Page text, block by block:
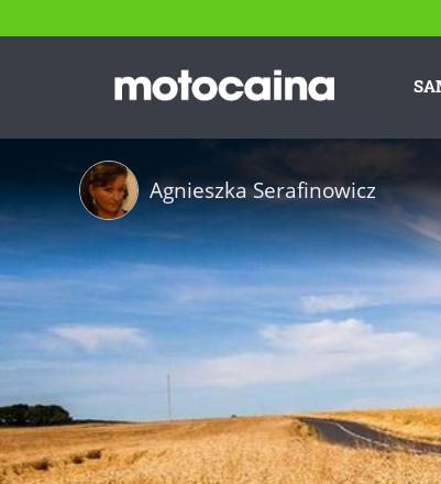
Agnieszka Serafinowicz